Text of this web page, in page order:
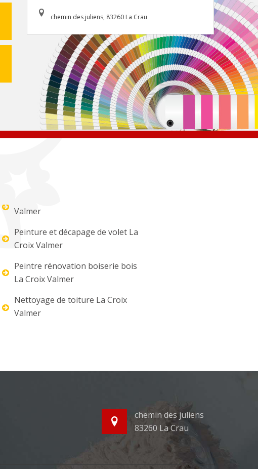
chemin des juliens, 83260 La Crau
Valmer
Peinture et décapage de volet La
Croix Valmer
Peintre rénovation boiserie bois
La Croix Valmer
Nettoyage de toiture La Croix
Valmer
chemin des juliens
83260 La Crau